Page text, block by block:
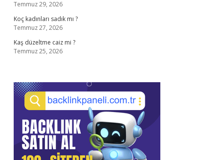
Temmuz 29, 2026
Koç kadınları sadık mı ?
Temmuz 27, 2026
Kaş düzeltme caiz mi ?
Temmuz 25, 2026